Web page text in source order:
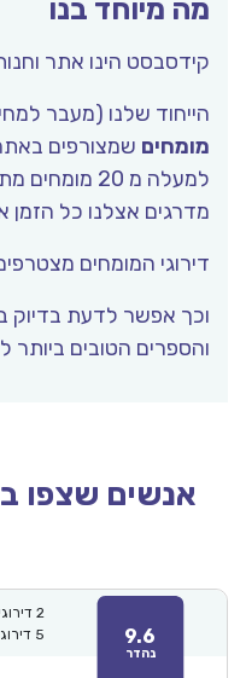
מה מיוחד בנו
קידסבסט הינו אתר
הייחוד שלנו (מעבר
מומחים שמצורפים
למעלה מ 20
מדרגים אצלנו כל הזמן
דירוגי המומחים
וכך אפשר לדעת בדיוק
והספרים הטובים ביותר
אנשים שצפו
9.6
נהדר
2
5